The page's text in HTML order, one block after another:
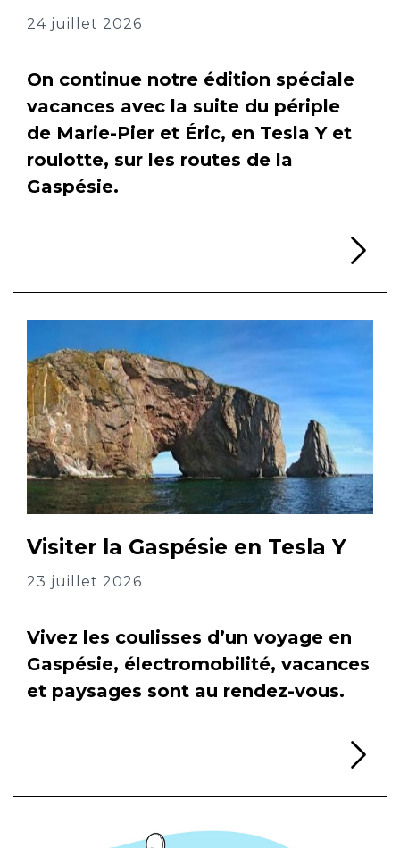
24 juillet 2026
On continue notre édition spéciale
vacances avec la suite du périple
de Marie-Pier et Éric, en Tesla Y et
roulotte, sur les routes de la
Gaspésie.
Visiter la Gaspésie en Tesla Y
23 juillet 2026
Vivez les coulisses d’un voyage en
Gaspésie, électromobilité, vacances
et paysages sont au rendez-vous.